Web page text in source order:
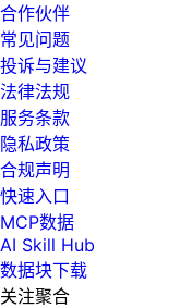
合作伙伴
常见问题
投诉与建议
法律法规
服务条款
隐私政策
合规声明
快速入口
MCP数据
AI Skill Hub
数据块下载
关注聚合